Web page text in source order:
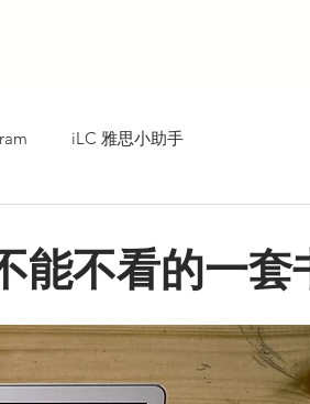
iLC 雅思小助手
能不看的一套